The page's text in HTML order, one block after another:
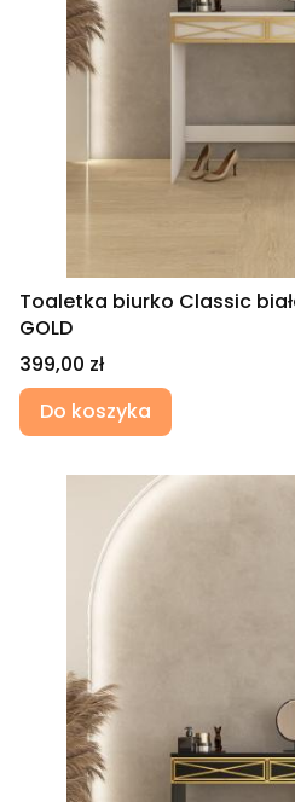
Toaletka biurko Classic
GOLD
Cena
399,00 zł
Do koszyka